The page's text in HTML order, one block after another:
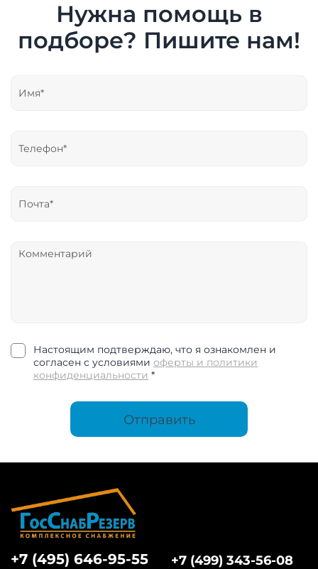
Нужна помощь в
подборе? Пишите нам!
Настоящим подтверждаю, что я ознакомлен и
согласен с условиямиоферты и политики
конфиденциальности *
Отправить
+7 (495) 646-95-55 +7 (499) 343-56-08